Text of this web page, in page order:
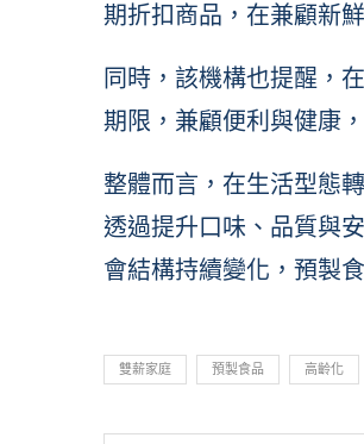
期折扣商品，在兼顧新
同時，該機構也提醒，
期限，兼顧便利與健康
整體而言，在生活型態
透過提升口味、品質與
會結構持續變化，預製
雙薪家庭 預製食品 高齡化